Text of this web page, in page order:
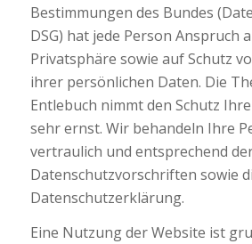
Bestimmungen des Bundes
DSG) hat jede Person Anspruch
Privatsphäre sowie auf Schutz
ihrer persönlichen Daten. Die
Entlebuch nimmt den Schutz
sehr ernst. Wir behandeln Ihre
vertraulich und entsprechend
Datenschutzvorschriften sowie
Datenschutzerklärung.
Eine Nutzung der Website ist